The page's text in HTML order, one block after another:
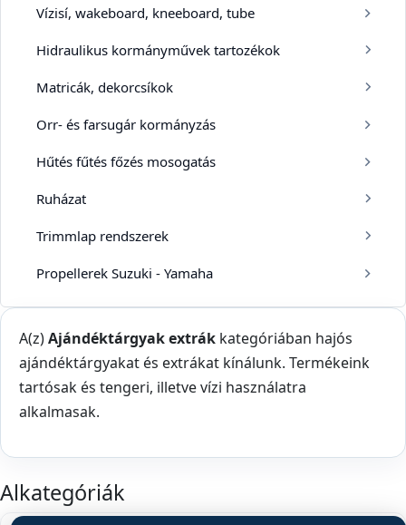
Vízisí, wakeboard, kneeboard, tube
Hidraulikus kormányművek tartozékok
Matricák, dekorcsíkok
Orr- és farsugár kormányzás
Hűtés fűtés főzés mosogatás
Ruházat
Trimmlap rendszerek
Propellerek Suzuki - Yamaha
A(z)Ajándéktárgyak extrák kategóriában hajós
ajándéktárgyakat és extrákat kínálunk. Termékeink
tartósak és tengeri, illetve vízi használatra
alkalmasak.
Alkategóriák